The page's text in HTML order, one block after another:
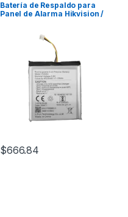
Batería de Respaldo para
Panel de Alarma Hikvision /
Hibrido Versión 1 (DS-
PHA64-W4P) y Repetidor AX
PRO DS-PR1-WB
$666.84